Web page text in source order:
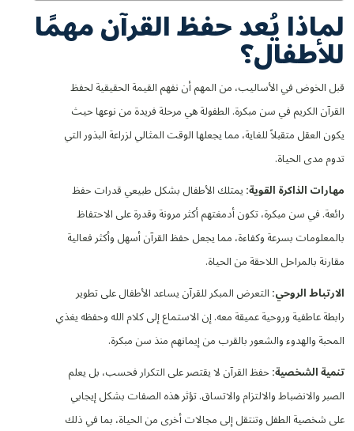
لماذا يُعد حفظ القرآن مهمًا
للأطفال؟
قبل الخوض في الأساليب، من المهم أن نفهم القيمة الحقيقية لحفظ
القرآن الكريم في سن مبكرة. الطفولة هي مرحلة فريدة من نوعها حيث
يكون العقل متقبلاً للغاية، مما يجعلها الوقت المثالي لزراعة البذور التي
تدوم مدى الحياة.
مهارات الذاكرة القوية:يمتلك الأطفال بشكل طبيعي قدرات حفظ
رائعة. في سن مبكرة، تكون أدمغتهم أكثر مرونة وقدرة على الاحتفاظ
بالمعلومات بسرعة وكفاءة، مما يجعل حفظ القرآن أسهل وأكثر فعالية
مقارنة بالمراحل اللاحقة من الحياة.
الارتباط الروحي:التعرض المبكر للقرآن يساعد الأطفال على تطوير
رابطة عاطفية وروحية عميقة معه. إن الاستماع إلى كلام الله وحفظه يغذي
المحبة والهدوء والشعور بالقرب من إيمانهم منذ سن مبكرة.
تنمية الشخصية:حفظ القرآن لا يقتصر على التكرار فحسب، بل يعلم
الصبر والانضباط والالتزام والاتساق. تؤثر هذه الصفات بشكل إيجابي
على شخصية الطفل وتنتقل إلى مجالات أخرى من الحياة، بما في ذلك